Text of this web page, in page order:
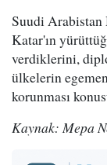
Suudi Arabistan
Katar'ın
verdiklerini,
ülkelerin
korunması
Kaynak: Mepa